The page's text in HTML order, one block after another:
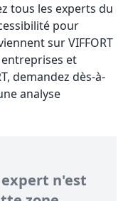
tous les experts du
pour
sur VIFFORT
et
demandez dès-à-
analyse
n'est